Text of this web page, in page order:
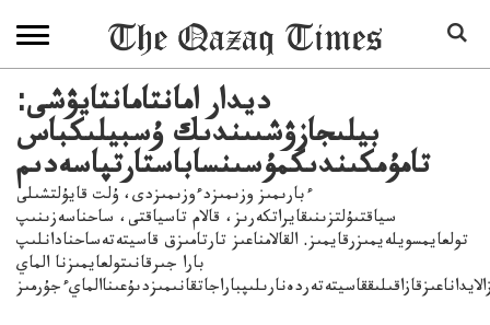
ديدار امانتامانتايۋشى:
بيلىجازۋشىىندىك ۇسبيلىكباس
تامۇمكىندىكمۇسىنساباستارتپاسەدىم
ءبارىمىز وزىمىزدءوزىمىزدى، ۇلت قايۇلتشىلى
سياقتىۇلتزىنىقايراتكەرىز، قالام تاسياقتى، ساحناسەزىنىپ
تولعايمسويلەيمىزرقايمىز. القالامناعىز تارتامىزق قاسيتەتەساحنادانلىپ
بارا جىرقانىتولعايمىزنا الماي